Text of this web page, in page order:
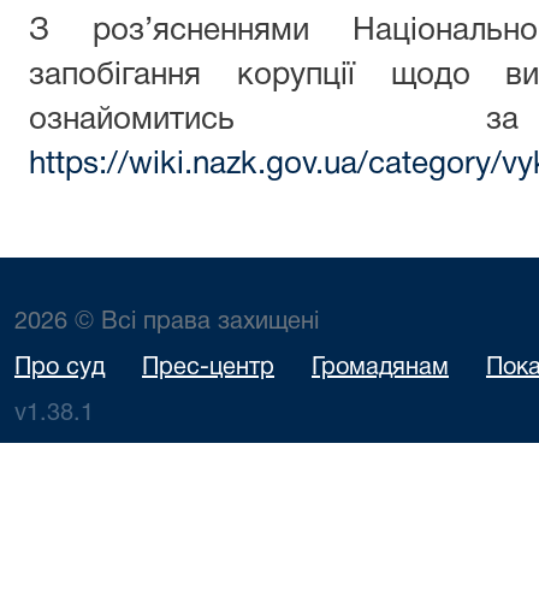
З роз’ясненнями
запобігання корупції щодо
ознайомитись
https://wiki.nazk.gov.ua/category/
2026 © Всі права захищені
Про суд Прес-центр Громадянам
v1.38.1